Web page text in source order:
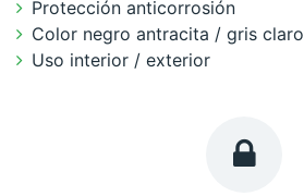
Protección anticorrosión
Color negro antracita / gris claro
Uso interior / exterior